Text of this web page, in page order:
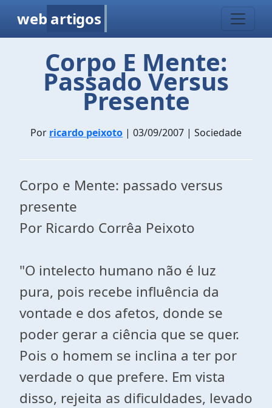
web artigos
Corpo E Mente:
Passado Versus
Presente
Por ricardo peixoto | 03/09/2007 | Sociedade
Corpo e Mente: passado versus
presente
Por Ricardo Corrêa Peixoto
"O intelecto humano não é luz
pura, pois recebe influência da
vontade e dos afetos, donde se
poder gerar a ciência que se quer.
Pois o homem se inclina a ter por
verdade o que prefere. Em vista
disso, rejeita as dificuldades, levado